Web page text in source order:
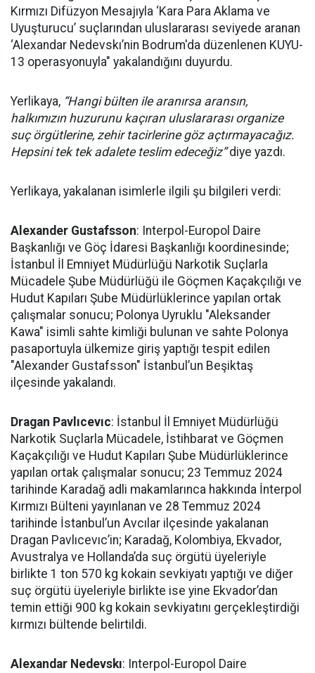
Kırmızı Difüzyon Mesajıyla ‘Kara Para Aklama ve
Uyuşturucu’ suçlarından uluslararası seviyede aranan
‘Alexandar Nedevskı’nin Bodrum'da düzenlenen KUYU-
13 operasyonuyla" yakalandığını duyurdu.
Yerlikaya, “Hangi bülten ile aranırsa aransın,
halkımızın huzurunu kaçıran uluslararası organize
suç örgütlerine, zehir tacirlerine göz açtırmayacağız.
Hepsini tek tek adalete teslim edeceğiz”diye yazdı.
Yerlikaya, yakalanan isimlerle ilgili şu bilgileri verdi:
Alexander Gustafsson: Interpol-Europol Daire
Başkanlığı ve Göç İdaresi Başkanlığı koordinesinde;
İstanbul İl Emniyet Müdürlüğü Narkotik Suçlarla
Mücadele Şube Müdürlüğü ile Göçmen Kaçakçılığı ve
Hudut Kapıları Şube Müdürlüklerince yapılan ortak
çalışmalar sonucu; Polonya Uyruklu "Aleksander
Kawa" isimli sahte kimliği bulunan ve sahte Polonya
pasaportuyla ülkemize giriş yaptığı tespit edilen
"Alexander Gustafsson" İstanbul’un Beşiktaş
ilçesinde yakalandı.
Dragan Pavlıcevıc: İstanbul İl Emniyet Müdürlüğü
Narkotik Suçlarla Mücadele, İstihbarat ve Göçmen
Kaçakçılığı ve Hudut Kapıları Şube Müdürlüklerince
yapılan ortak çalışmalar sonucu; 23 Temmuz 2024
tarihinde Karadağ adli makamlarınca hakkında İnterpol
Kırmızı Bülteni yayınlanan ve 28 Temmuz 2024
tarihinde İstanbul’un Avcılar ilçesinde yakalanan
Dragan Pavlıcevıc’in; Karadağ, Kolombiya, Ekvador,
Avustralya ve Hollanda’da suç örgütü üyeleriyle
birlikte 1 ton 570 kg kokain sevkiyatı yaptığı ve diğer
suç örgütü üyeleriyle birlikte ise yine Ekvador’dan
temin ettiği 900 kg kokain sevkiyatını gerçekleştirdiği
kırmızı bültende belirtildi.
Alexandar Nedevskı: Interpol-Europol Daire